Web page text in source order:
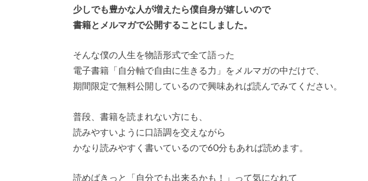
少しでも豊かな人が増えたら僕自身が嬉しいので
書籍とメルマガで公開することにしました。
そんな僕の人生を物語形式で全て語った
電子書籍「自分軸で自由に生きる力」をメルマガの中だけで、
期間限定で無料公開しているので興味あれば読んでみてください。
普段、書籍を読まれない方にも、
読みやすいように口語調を交えながら
かなり読みやすく書いているので60分もあれば読めます。
読めばきっと「自分でも出来るかも！」って気になれて